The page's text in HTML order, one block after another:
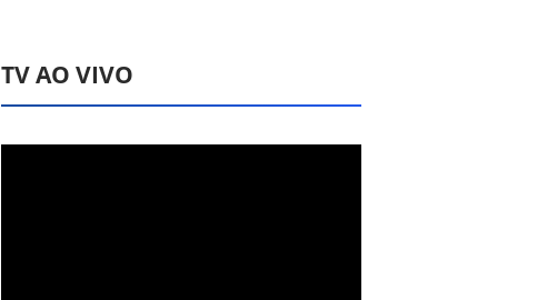
TV AO VIVO